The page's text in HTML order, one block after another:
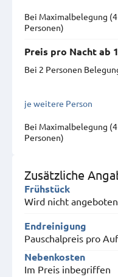
Bei Maximal­belegung (4
Personen)
Preis pro Nacht ab
Bei 2 Personen
je weitere Person
Bei Maximal­belegung (4
Personen)
Zusätzliche
Frühstück
Wird nicht angeboten
Endreinigung
Pauschalpreis pro
Nebenkosten
Im Preis inbegriffen